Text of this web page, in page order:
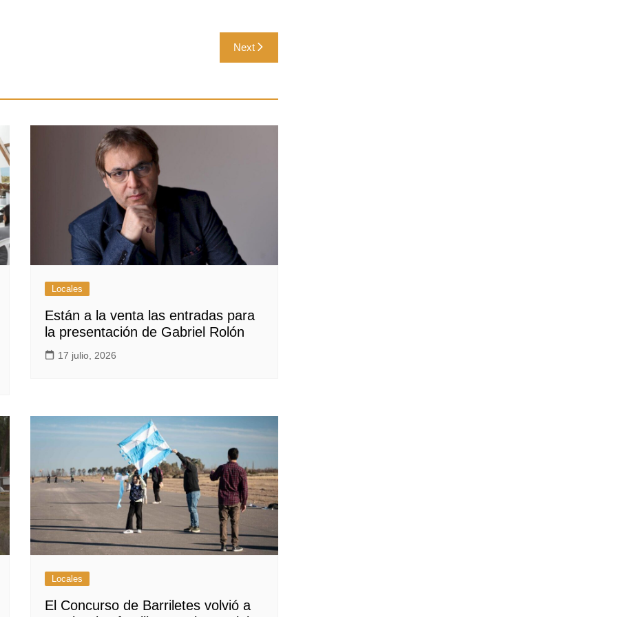
Next
Locales
Están a la venta las entradas para
la presentación de Gabriel Rolón
17 julio, 2026
Locales
El Concurso de Barriletes volvió a